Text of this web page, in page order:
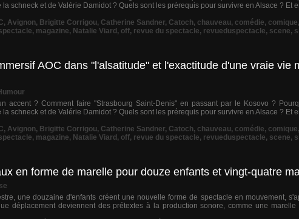
schneck et de Valérie Damidot ? Quels sont les prérequis pour survivre en Alsace ? Et
, Avignon, Brigitte Corrigou, Catherine Sandner, Catoch, chauveau, comédie, comique,
, magazine, Natalie Viard , off, revue du spectacle, revueduspectacle, scene,
AOC dans "l'alsatitude" et l'exactitude d'une vraie vie
accent ? Comment faire "Strasbourg Saint-Denis" en passant par le Kosovo ?
schneck et de Valérie Damidot ? Quels sont les prérequis pour survivre en Alsace ? Et
, Avignon, Brigitte Corrigou, Catherine Sandner, Catoch, chauveau, comédie, comique,
, magazine, Natalie Viard , off, revue du spectacle, revueduspectacle, scene,
en forme de marelle pour douze enfants et vingt-quatre
une douzaine d'enfants créent une nouvelle forme de spectacle en mouvement,
déplacement deviennent des prétextes à la production sonore, comme une